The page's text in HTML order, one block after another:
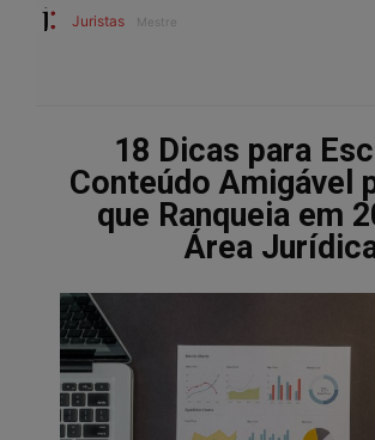
Juristas Mestre
18 Dicas para
Conteúdo Amigável
que Ranqueia em
Área